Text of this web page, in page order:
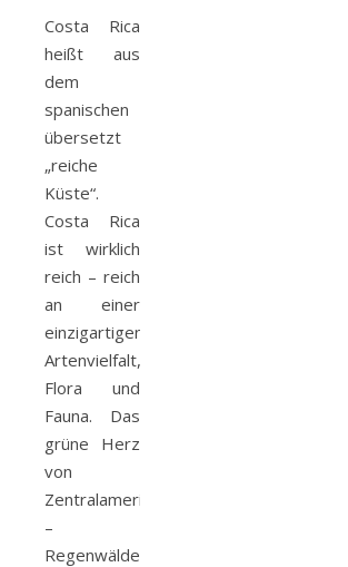
Costa Rica
heißt aus
dem
spanischen
übersetzt
„reiche
Küste“.
Costa Rica
ist wirklich
reich – reich
an einer
einzigartigen
Artenvielfalt,
Flora und
Fauna. Das
grüne Herz
von
Zentralamerika
–
Regenwälder,